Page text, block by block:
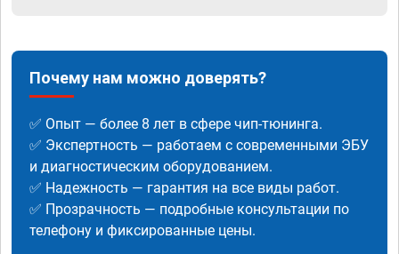
Почему нам можно доверять?
✅ Опыт — более 8 лет в сфере чип-тюнинга.
✅ Экспертность — работаем с современными ЭБУ
и диагностическим оборудованием.
✅ Надежность — гарантия на все виды работ.
✅ Прозрачность — подробные консультации по
телефону и фиксированные цены.